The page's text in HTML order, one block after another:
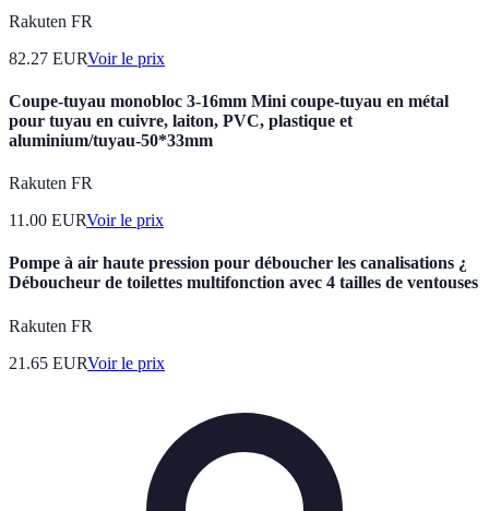
Rakuten FR
82.27 EURVoir le prix
Coupe-tuyau monobloc 3-16mm Mini coupe-tuyau en métal
pour tuyau en cuivre, laiton, PVC, plastique et
aluminium/tuyau-50*33mm
Rakuten FR
11.00 EURVoir le prix
Pompe à air haute pression pour déboucher les canalisations ¿
Déboucheur de toilettes multifonction avec 4 tailles de ventouses
Rakuten FR
21.65 EURVoir le prix